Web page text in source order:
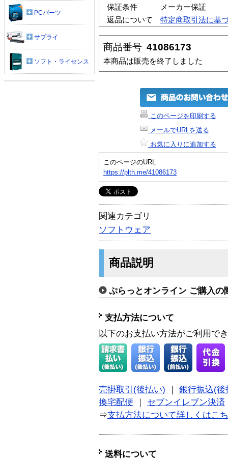
保証条件
メーカー保証
返品について
特定商取引法に基
商品番号 41086173
本商品は販売を終了しました
このページを印刷する
メールでURLを送る
お気に入りに追加する
このページのURL
https://plth.me/41086173
関連カテゴリ
ソフトウェア
商品説明
ぷらっとオンライン ご購入の
支払方法について
以下のお支払い方法がご利用で
売掛取引(後払い)
銀行振込(後
換宅配便
セブンイレブン決済
⇒支払方法について詳しくはこ
送料について
PCパーツ
サプライ
ソフト・ライセンス